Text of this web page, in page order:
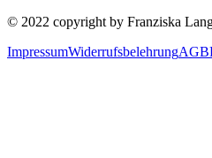
© 2022 copyright by Franziska
ImpressumWiderrufsbelehrungAGB